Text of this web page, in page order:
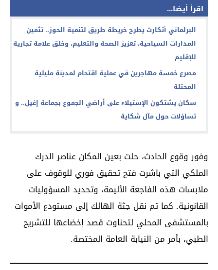
اقرأ أيضا...
البرلماني أتكارت يطرح خريطة طريق لتنمية الحوز.. تثمين
المدارات السياحية، تعزيز الصحة والتعليم، وخلق علامة تجارية
للإقليم
مصرع خمسة مهاجرين في عملية اقتحام لمدينة مليلية
المحتلة
سكان يشتكون الإستيلاء على أراضي الجموع بجماعة إغيل.. و
تساؤلات حول مآل شكاية
وفور وقوع الحادث، حلت بعين المكان عناصر الدرك
الملكي التي باشرت فتح تحقيق فوري للوقوف على
ملابسات هذه الفاجعة الأليمة، وتحديد المسؤوليات
القانونية. كما تم نقل جثة الهالك إلى مستودع الأموات
بالمستشفى المحلي لتحناوت قصد إخضاعها للتشريح
الطبي، بأمر من النيابة العامة المختصة.